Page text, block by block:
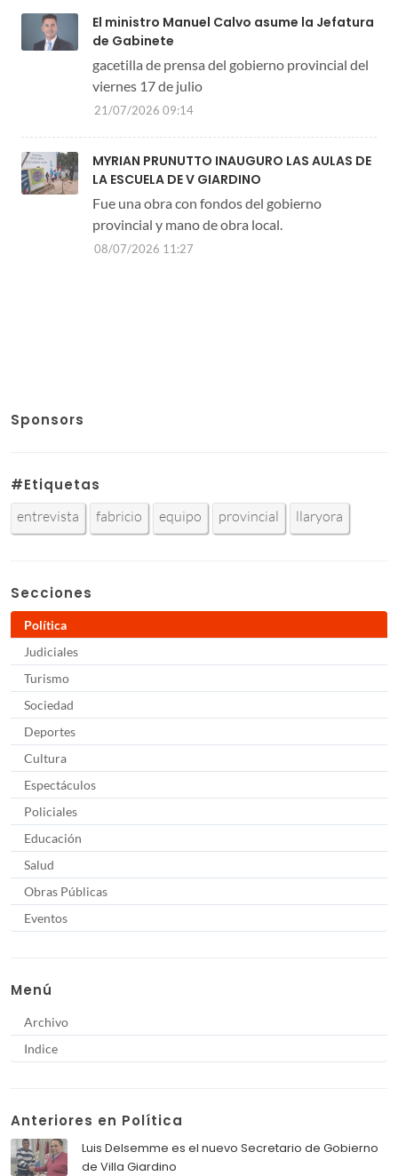
El ministro Manuel Calvo asume la Jefatura
de Gabinete
gacetilla de prensa del gobierno provincial del
viernes 17 de julio
21/07/2026 09:14
MYRIAN PRUNUTTO INAUGURO LAS AULAS DE
LA ESCUELA DE V GIARDINO
Fue una obra con fondos del gobierno
provincial y mano de obra local.
08/07/2026 11:27
Sponsors
#Etiquetas
entrevista fabricio equipo provincial llaryora
Secciones
Política
Judiciales
Turismo
Sociedad
Deportes
Cultura
Espectáculos
Policiales
Educación
Salud
Obras Públicas
Eventos
Menú
Archivo
Indice
Anteriores en Política
Luis Delsemme es el nuevo Secretario de Gobierno
de Villa Giardino